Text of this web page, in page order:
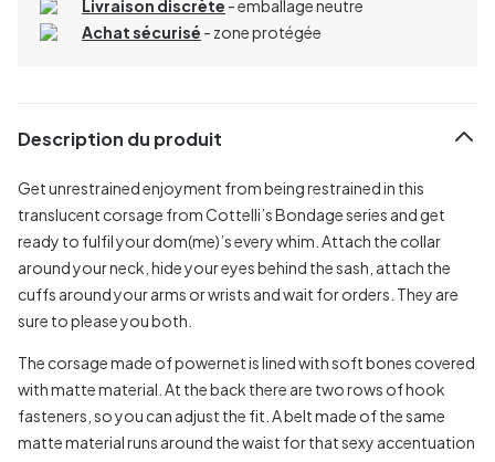
Livraison discrète - emballage neutre
Achat sécurisé - zone protégée
Description du produit
Get unrestrained enjoyment from being restrained in this
translucent corsage from Cottelli’s Bondage series and get
ready to fulfil your dom(me)’s every whim. Attach the collar
around your neck, hide your eyes behind the sash, attach the
cuffs around your arms or wrists and wait for orders. They are
sure to please you both.
The corsage made of powernet is lined with soft bones covered
with matte material. At the back there are two rows of hook
fasteners, so you can adjust the fit. A belt made of the same
matte material runs around the waist for that sexy accentuation